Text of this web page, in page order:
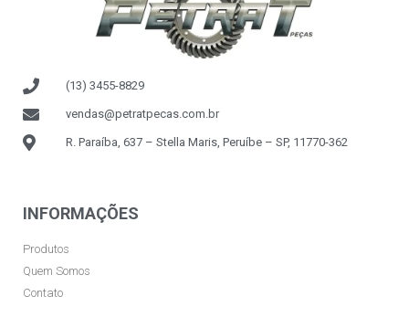
(13) 3455-8829
vendas@petratpecas.com.br
R. Paraíba, 637 – Stella Maris, Peruíbe – SP, 11770-362
INFORMAÇÕES
Produtos
Quem Somos
Contato